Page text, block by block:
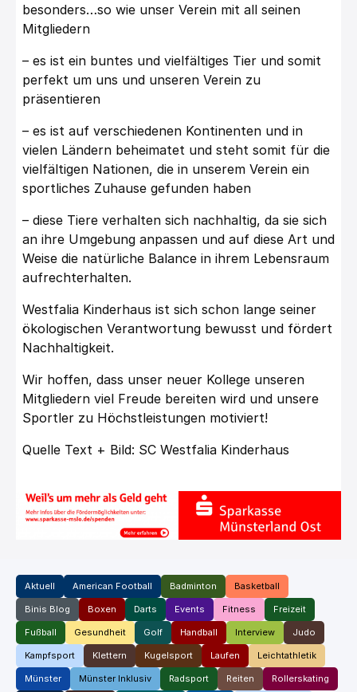
besonders…so wie unser Verein mit all seinen
Mitgliedern
– es ist ein buntes und vielfältiges Tier und somit
perfekt um uns und unseren Verein zu
präsentieren
– es ist auf verschiedenen Kontinenten und in
vielen Ländern beheimatet und steht somit für die
vielfältigen Nationen, die in unserem Verein ein
sportliches Zuhause gefunden haben
– diese Tiere verhalten sich nachhaltig, da sie sich
an ihre Umgebung anpassen und auf diese Art und
Weise die natürliche Balance in ihrem Lebensraum
aufrechterhalten.
Westfalia Kinderhaus ist sich schon lange seiner
ökologischen Verantwortung bewusst und fördert
Nachhaltigkeit.
Wir hoffen, dass unser neuer Kollege unseren
Mitgliedern viel Freude bereiten wird und unsere
Sportler zu Höchstleistungen motiviert!
Quelle Text + Bild: SC Westfalia Kinderhaus
Aktuell American Football Badminton Basketball
Binis Blog Boxen Darts Events Fitness Freizeit
Fußball Gesundheit Golf Handball Interview Judo
Kampfsport Klettern Kugelsport Laufen Leichtathletik
Münster Münster Inklusiv Radsport Reiten Rollerskating